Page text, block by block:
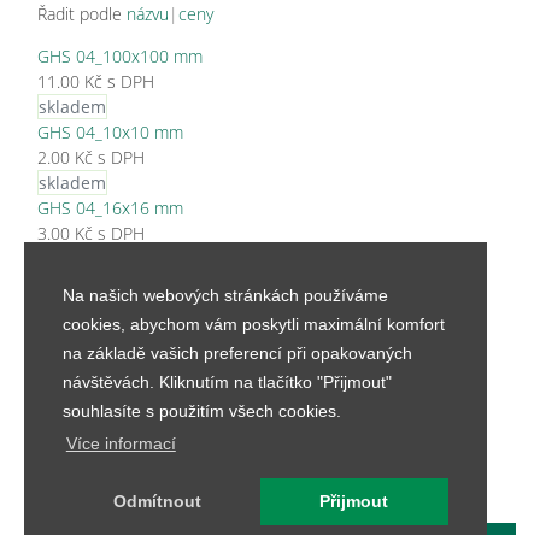
Na našich webových stránkách používáme
cookies, abychom vám poskytli maximální komfort
na základě vašich preferencí při opakovaných
návštěvách. Kliknutím na tlačítko "Přijmout"
souhlasíte s použitím všech cookies.
Více informací
Odmítnout Přijmout
Řadit podle názvu | ceny
GHS 04_100x100 mm
11.00 Kč s DPH
skladem
GHS 04_10x10 mm
2.00 Kč s DPH
skladem
GHS 04_16x16 mm
3.00 Kč s DPH
5.00 Kč s DPH
skladem
GHS 04_32x32 mm
7.01 Kč s DPH
skladem
GHS 04_46x46 mm